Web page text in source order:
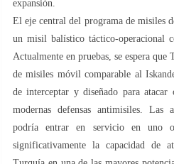
expansión.
El eje central del programa de misiles
un misil balístico táctico-operacional
Actualmente en pruebas, se espera
de misiles móvil comparable al
de interceptar y diseñado para
modernas defensas antimisiles. Las
podría entrar en servicio en uno
significativamente la capacidad de